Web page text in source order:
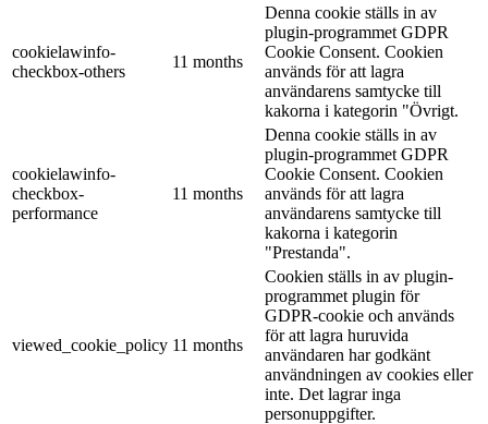
cookielawinfo-
checkbox-others
11 months
Denna cookie ställs in av
plugin-programmet GDPR
Cookie Consent. Cookien
används för att lagra
användarens samtycke till
kakorna i kategorin "Övrigt.
cookielawinfo-
checkbox-
performance
11 months
Denna cookie ställs in av
plugin-programmet GDPR
Cookie Consent. Cookien
används för att lagra
användarens samtycke till
kakorna i kategorin
"Prestanda".
viewed_cookie_policy 11 months
Cookien ställs in av plugin-
programmet plugin för
GDPR-cookie och används
för att lagra huruvida
användaren har godkänt
användningen av cookies eller
inte. Det lagrar inga
personuppgifter.